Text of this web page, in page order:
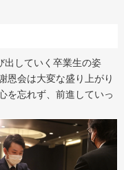
出していく卒業生の姿
恩会は大変な盛り上がり
を忘れず、前進していっ